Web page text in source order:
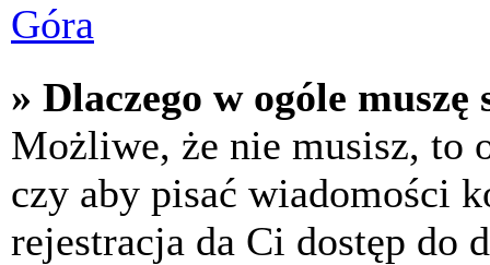
Góra
» Dlaczego w ogóle
Możliwe, że nie musisz, to
czy aby pisać wiadomości
rejestracja da Ci dostęp do